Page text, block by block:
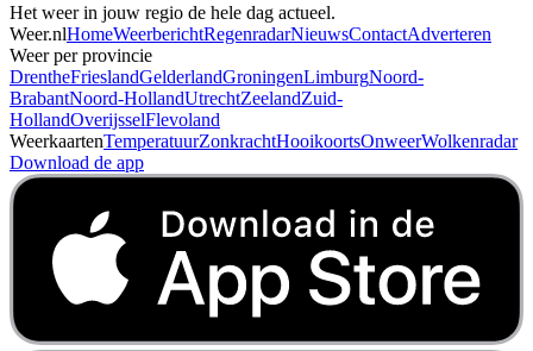
Het weer in jouw regio de hele dag actueel.
Weer.nlHomeWeerberichtRegenradarNieuwsContactAdverteren
Weer per provincie
DrentheFrieslandGelderlandGroningenLimburgNoord-
BrabantNoord-HollandUtrechtZeelandZuid-
HollandOverijsselFlevoland
WeerkaartenTemperatuurZonkrachtHooikoortsOnweerWolkenradar
Download de app